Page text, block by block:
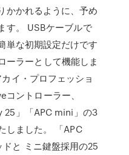
かかれるように、予め
す。 USBケーブルで
単な初期設定だけです
ーラーとして機能しま
イ・プロフェッショ
ントローラー、
25」「APC mini」の3
しました。 「APC
と ミニ鍵盤採用の25